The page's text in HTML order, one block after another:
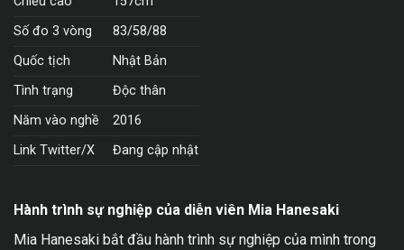
Số đo 3 vòng
83/58/88
Quốc tịch
Nhật Bản
Tình trạng
Độc thân
Năm vào nghề
2016
Link Twitter/X
Đang cập nhật
Hành trình sự nghiệp của diễn viên Mia Hanesaki
Mia Hanesaki bắt đầu hành trình sự nghiệp của mình trong